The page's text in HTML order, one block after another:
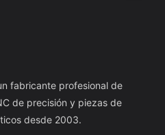
fabricante profesional de
de precisión y piezas de
desde 2003.